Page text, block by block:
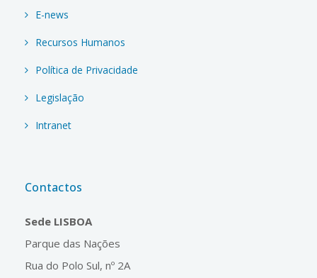
E-news
Recursos Humanos
Política de Privacidade
Legislação
Intranet
Contactos
Sede LISBOA
Parque das Nações
Rua do Polo Sul, nº 2A